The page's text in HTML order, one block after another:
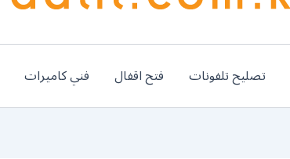
تصليح تلفونات فتح اقفال فني كاميرات